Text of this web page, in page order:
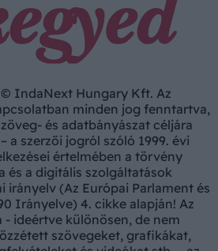
IndaNext Hungary Kft. Az
minden jog fenntartva,
és adatbányászat céljára
a szerzői jogról szóló 1999. évi
értelmében a törvény
és a digitális szolgáltatások
irányelv (Az Európai Parlament és
Irányelve) 4. cikke alapján! Az
- ideértve különösen, de nem
szövegeket, grafikákat,